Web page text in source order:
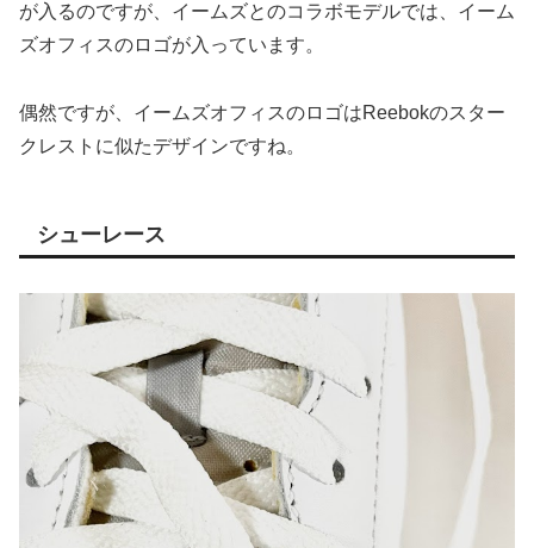
が入るのですが、イームズとのコラボモデルでは、イーム
ズオフィスのロゴが入っています。
偶然ですが、イームズオフィスのロゴはReebokのスター
クレストに似たデザインですね。
シューレース